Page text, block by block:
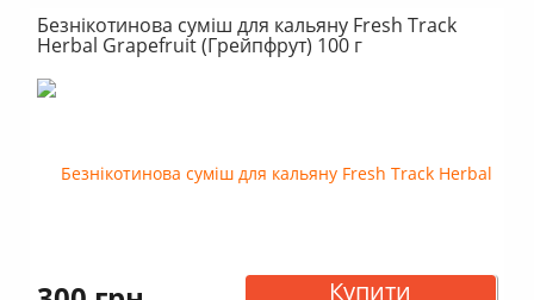
Безнікотинова суміш для кальяну Fresh Track
Herbal Grapefruit (Грейпфрут) 100 г
Купити